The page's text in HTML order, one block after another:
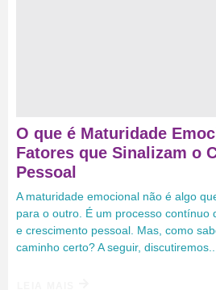
O que é Maturidade
Fatores que Sinalizam o
Pessoal
A maturidade emocional não é algo
para o outro. É um processo contínuo
e crescimento pessoal. Mas, como
caminho certo? A seguir, discutiremos...